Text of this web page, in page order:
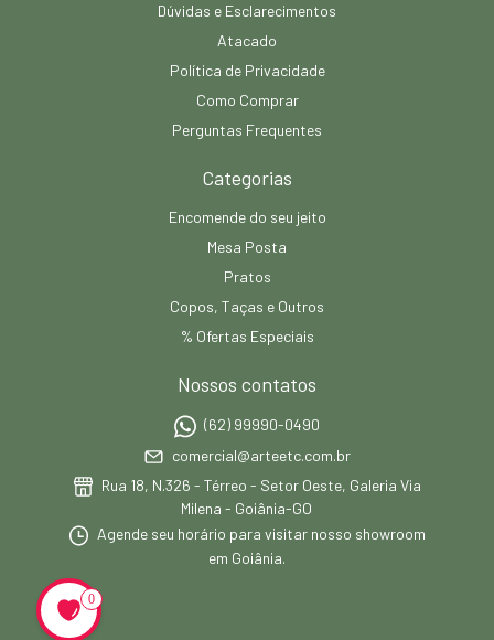
Dúvidas e Esclarecimentos
Atacado
Política de Privacidade
Como Comprar
Perguntas Frequentes
Categorias
Encomende do seu jeito
Mesa Posta
Pratos
Copos, Taças e Outros
% Ofertas Especiais
Nossos contatos
(62) 99990-0490
comercial@arteetc.com.br
Rua 18, N.326 - Térreo - Setor Oeste, Galeria Via
Milena - Goiânia-GO
Agende seu horário para visitar nosso showroom
em Goiânia.
0